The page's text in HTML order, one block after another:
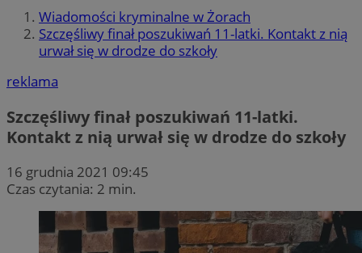
Wiadomości kryminalne w Żorach
Szczęśliwy finał poszukiwań 11-latki. Kontakt z nią
urwał się w drodze do szkoły
reklama
Szczęśliwy finał poszukiwań 11-latki.
Kontakt z nią urwał się w drodze do szkoły
16 grudnia 2021 09:45
Czas czytania: 2 min.